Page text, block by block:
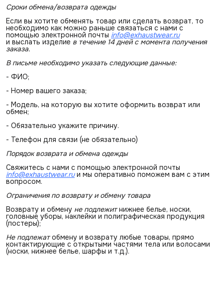
Сроки обмена/возврата одежды
Если вы хотите обменять товар или сделать возврат, то
необходимо как можно раньше связаться с нами с
помощью электронной почты info@exhaustwear.ru
и выслать изделие в течение 14 дней с момента получения
заказа.
В письме необходимо указать следующие данные:
- ФИО;
- Номер вашего заказа;
- Модель, на которую вы хотите оформить возврат или
обмен;
- Обязательно укажите причину.
- Телефон для связи (не обязательно)
Порядок возврата и обмена одежды
Свяжитесь с нами с помощью электронной почты
info@exhaustwear.ruи мы оперативно поможем вам с этим
вопросом.
Ограничения по возврату и обмену товара
Возврату и обмену не подлежитнижнее белье, носки,
головные уборы, наклейки и полиграфическая продукция
(постеры);
Не подлежатобмену и возврату любые товары, прямо
контактирующие с открытыми частями тела или волосами
(носки, нижнее белье, шарфы и т.д.).